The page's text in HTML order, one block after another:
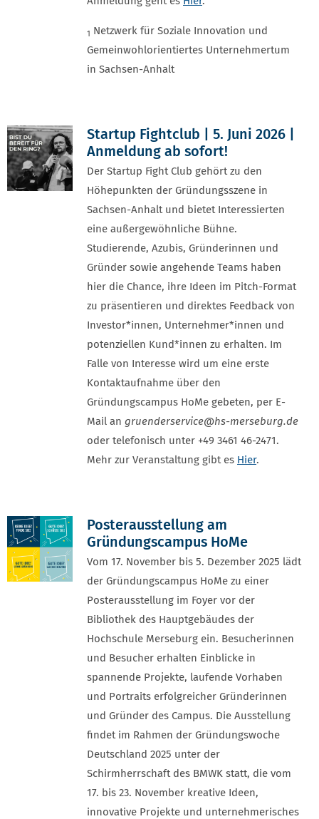
1 Netzwerk für Soziale Innovation und
Gemeinwohlorientiertes Unternehmertum
in Sachsen-Anhalt
Startup Fightclub | 5. Juni 2026 |
Anmeldung ab sofort!
Der Startup Fight Club gehört zu den
Höhepunkten der Gründungsszene in
Sachsen-Anhalt und bietet Interessierten
eine außergewöhnliche Bühne.
Studierende, Azubis, Gründerinnen und
Gründer sowie angehende Teams haben
hier die Chance, ihre Ideen im Pitch-Format
zu präsentieren und direktes Feedback von
Investor*innen, Unternehmer*innen und
potenziellen Kund*innen zu erhalten. Im
Falle von Interesse wird um eine erste
Kontaktaufnahme über den
Gründungscampus HoMe gebeten, per E-
Mail an gruenderservice@hs-merseburg.de
oder telefonisch unter +49 3461 46-2471.
Mehr zur Veranstaltung gibt es Hier.
Posterausstellung am
Gründungscampus HoMe
Vom 17. November bis 5. Dezember 2025 lädt
der Gründungscampus HoMe zu einer
Posterausstellung im Foyer vor der
Bibliothek des Hauptgebäudes der
Hochschule Merseburg ein. Besucherinnen
und Besucher erhalten Einblicke in
spannende Projekte, laufende Vorhaben
und Portraits erfolgreicher Gründerinnen
und Gründer des Campus. Die Ausstellung
findet im Rahmen der Gründungswoche
Deutschland 2025 unter der
Schirmherrschaft des BMWK statt, die vom
17. bis 23. November kreative Ideen,
innovative Projekte und unternehmerisches